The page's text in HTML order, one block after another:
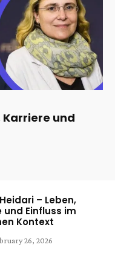
Karriere und
– Leben,
und Einfluss im
Kontext
26, 2026